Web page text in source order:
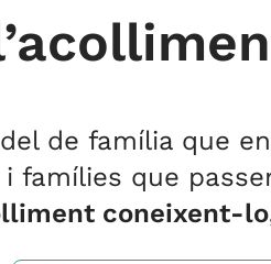
de família que
famílies que
coneixent-